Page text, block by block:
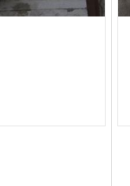
con Bambino
e Sposalizio
battistero.